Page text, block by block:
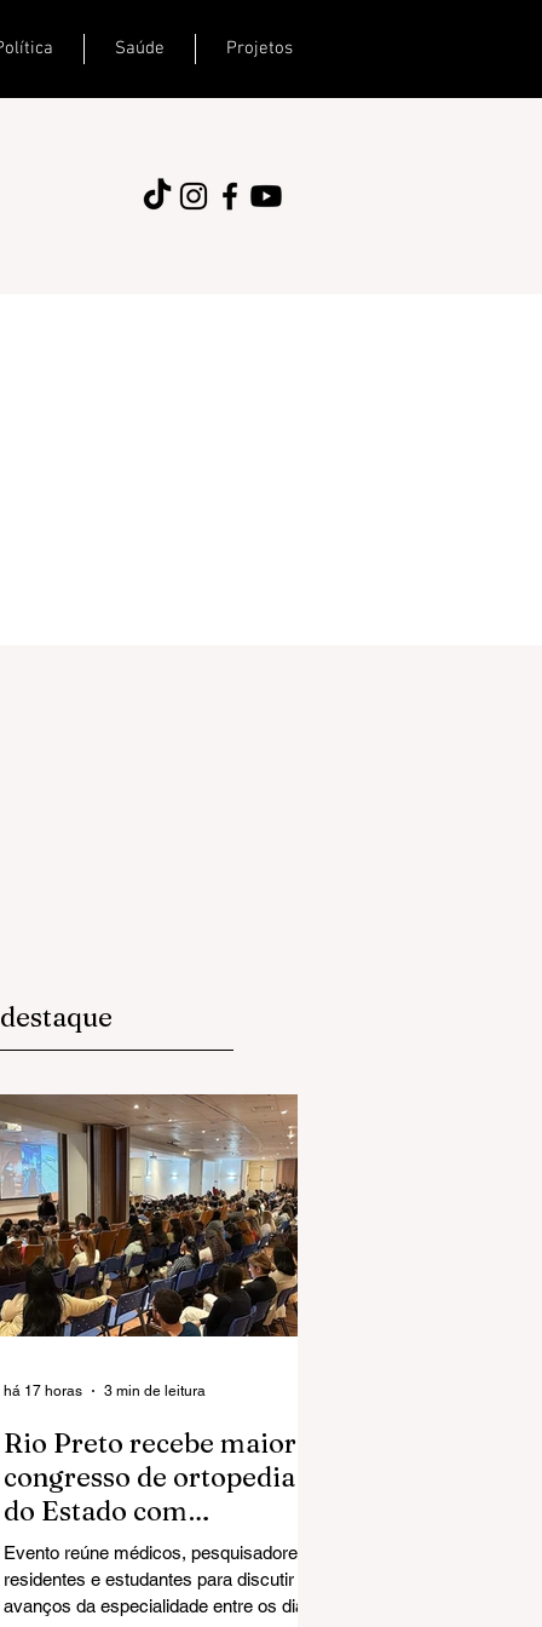
Saúde Projetos
Rio Preto recebe maior
congresso de ortopedia
do Estado com
especialistas de todo o
país
Evento reúne médicos, pesquisadores,
residentes e estudantes para discutir os
avanços da especialidade entre os dias
há 17 horas 3 min de leitura